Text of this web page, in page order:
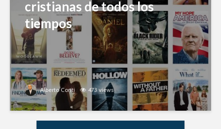
cristianas de todos los
tiempos
Alberto Conti 473 views